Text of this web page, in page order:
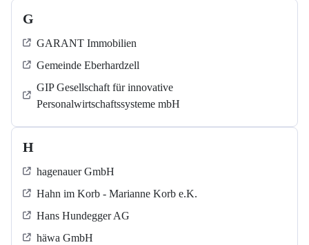
G
GARANT Immobilien
Gemeinde Eberhardzell
GIP Gesellschaft für innovative
Personalwirtschaftssysteme mbH
H
hagenauer GmbH
Hahn im Korb - Marianne Korb e.K.
Hans Hundegger AG
häwa GmbH